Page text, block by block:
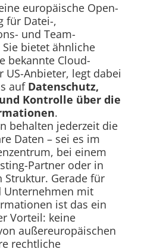
europäische Open-
für Datei-,
und Team-
bietet ähnliche
bekannte Cloud-
US-Anbieter, legt dabei
auf Datenschutz,
Kontrolle über die
.
behalten jederzeit die
Daten – sei es im
bei einem
Partner oder in
Struktur. Gerade für
Unternehmen mit
ist das ein
Vorteil: keine
außereuropäischen
rechtliche